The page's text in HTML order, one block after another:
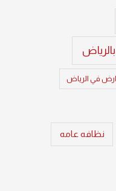
في الرياض
نظافه عامه